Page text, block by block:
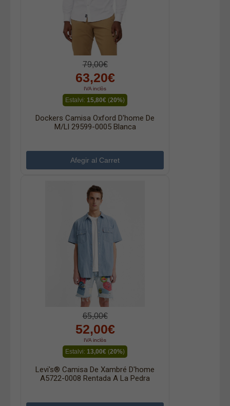
79,00€
63,20€
IVA inclòs
Estalvi: 15,80€ (20%)
Dockers Camisa Oxford D'home De
M/ll 29599-0005 Blanca
65,00€
52,00€
IVA inclòs
Estalvi: 13,00€ (20%)
Levi's® Camisa De Xambré D'home
A5722-0008 Rentada A La Pedra